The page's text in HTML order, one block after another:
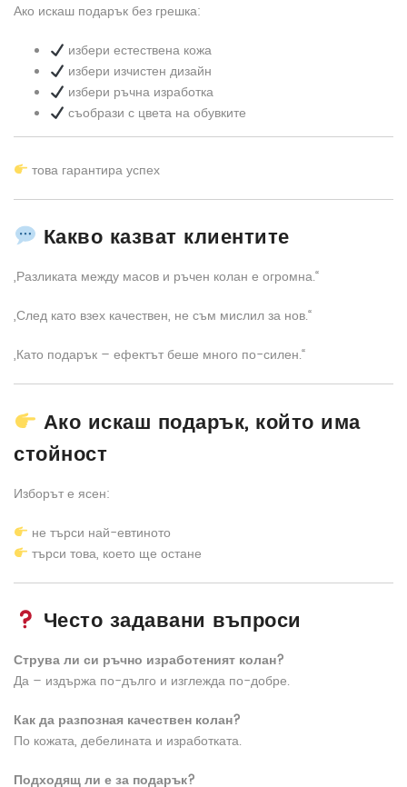
Ако искаш подарък без грешка:
избери естествена кожа
избери изчистен дизайн
избери ръчна изработка
съобрази с цвета на обувките
това гарантира успех
Какво казват клиентите
„Разликата между масов и ръчен колан е огромна.“
„След като взех качествен, не съм мислил за нов.“
„Като подарък – ефектът беше много по-силен.“
Ако искаш подарък, който има
стойност
Изборът е ясен:
не търси най-евтиното
търси това, което ще остане
Често задавани въпроси
Струва ли си ръчно изработеният колан?
Да – издържа по-дълго и изглежда по-добре.
Как да разпозная качествен колан?
По кожата, дебелината и изработката.
Подходящ ли е за подарък?